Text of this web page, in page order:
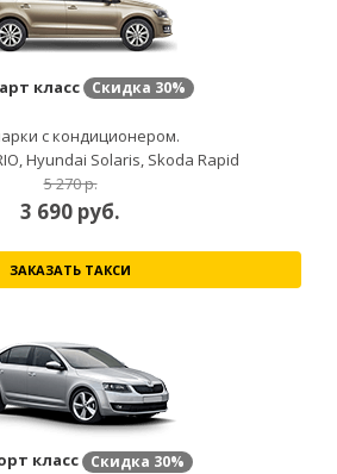
класс Скидка 30%
с кондиционером.
Hyundai Solaris, Skoda Rapid
5 270 р.
3 690 руб.
ЗАКАЗАТЬ ТАКСИ
класс Скидка 30%